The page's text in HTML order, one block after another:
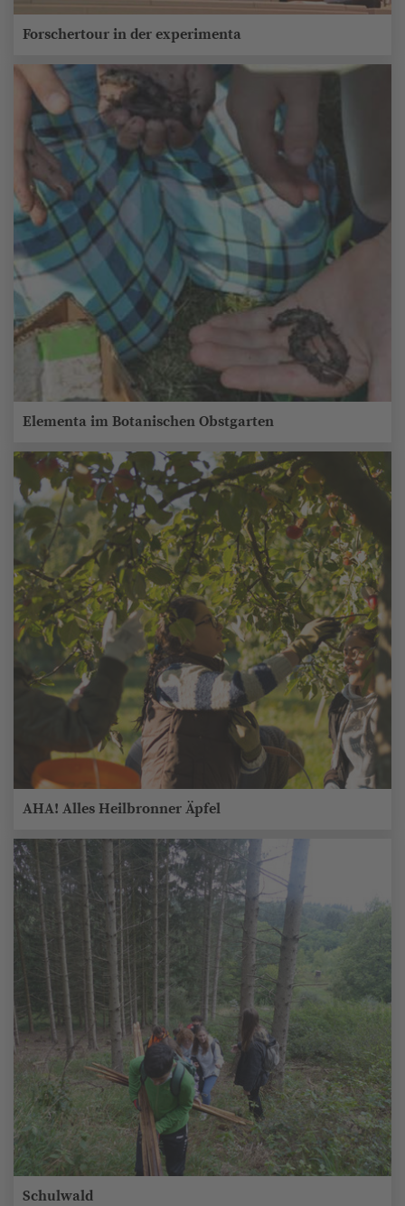
Forschertour in der experimenta
Elementa im Botanischen Obstgarten
AHA! Alles Heilbronner Äpfel
Schulwald